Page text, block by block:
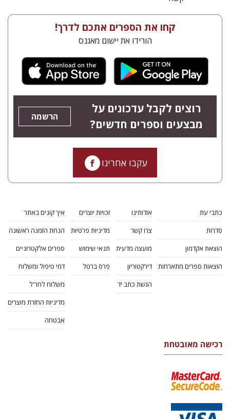
קחו את הספרים אתכם לדרך!
הורידו את יישום מאגנס
רוצים לקבל עדכונים על
מבצעים וספרים חדשים?
הרשמה
עקבו אחרינו
כתבי עת
סדרות
הוצאת אקדמון
הוצאות ספרים מתארחות
אודותינו
צרו קשר
מועצה מדעית
דירקטוריון
הגשת כתב יד
זכויות יוצרים
מדיניות פרטיות
תנאי שימוש
פרס ברטל
איך קונים באתר
הנחת הזמנה ראשונה
ספרים אלקטרוניים
דמי טיפול ומשלוח
משלוח לחו"ל
מדיניות החזרת מוצרים
אבטחה
רכישה מאובטחת